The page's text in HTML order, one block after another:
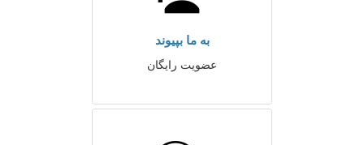
به ما بپیوند
عضویت رایگان